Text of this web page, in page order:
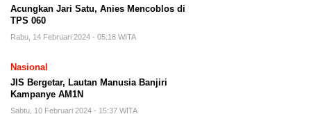
Acungkan Jari Satu, Anies Mencoblos di
TPS 060
Rabu, 14 Februari 2024 - 05:18 WITA
Nasional
JIS Bergetar, Lautan Manusia Banjiri
Kampanye AM1N
Sabtu, 10 Februari 2024 - 15:37 WITA